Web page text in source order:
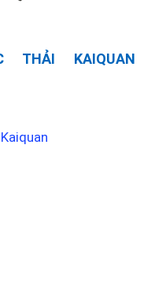
THẢI KAIQUAN